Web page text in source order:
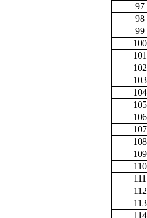
97
98
99
100
101
102
103
104
105
106
107
108
109
110
111
112
113
114